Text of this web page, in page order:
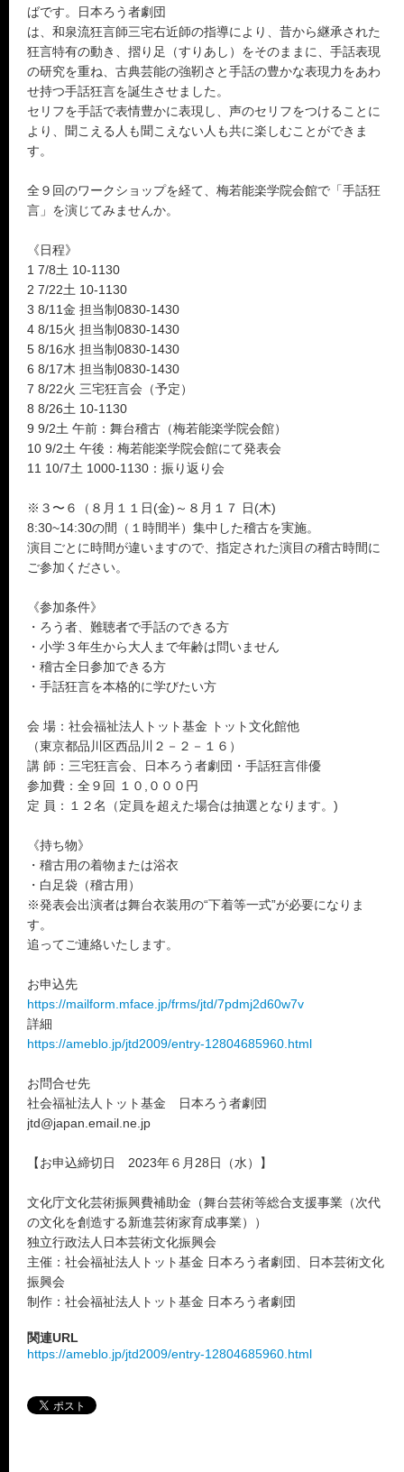
ばです。日本ろう者劇団
は、和泉流狂言師三宅右近師の指導により、昔から継承された
狂言特有の動き、摺り足（すりあし）をそのままに、手話表現
の研究を重ね、古典芸能の強靭さと手話の豊かな表現力をあわ
せ持つ手話狂言を誕生させました。
セリフを手話で表情豊かに表現し、声のセリフをつけることに
より、聞こえる人も聞こえない人も共に楽しむことができま
す。
全９回のワークショップを経て、梅若能楽学院会館で「手話狂
言」を演じてみませんか。
《日程》
1 7/8土 10-1130
2 7/22土 10-1130
3 8/11金 担当制0830-1430
4 8/15火 担当制0830-1430
5 8/16水 担当制0830-1430
6 8/17木 担当制0830-1430
7 8/22火 三宅狂言会（予定）
8 8/26土 10-1130
9 9/2土 午前：舞台稽古（梅若能楽学院会館）
10 9/2土 午後：梅若能楽学院会館にて発表会
11 10/7土 1000-1130：振り返り会
※３〜６（８月１１日(金)～８月１７ 日(木)
8:30~14:30の間（１時間半）集中した稽古を実施。
演目ごとに時間が違いますので、指定された演目の稽古時間に
ご参加ください。
《参加条件》
・ろう者、難聴者で手話のできる方
・小学３年生から大人まで年齢は問いません
・稽古全日参加できる方
・手話狂言を本格的に学びたい方
会 場：社会福祉法人トット基金 トット文化館他
（東京都品川区西品川２－２－１６）
講 師：三宅狂言会、日本ろう者劇団・手話狂言俳優
参加費：全９回 １０,０００円
定 員：１２名（定員を超えた場合は抽選となります。)
《持ち物》
・稽古用の着物または浴衣
・白足袋（稽古用）
※発表会出演者は舞台衣装用の“下着等一式”が必要になりま
す。
追ってご連絡いたします。
お申込先
https://mailform.mface.jp/frms/jtd/7pdmj2d60w7v
詳細
https://ameblo.jp/jtd2009/entry-12804685960.html
お問合せ先
社会福祉法人トット基金 日本ろう者劇団
jtd@japan.email.ne.jp
【お申込締切日 2023年６月28日（水）】
文化庁文化芸術振興費補助金（舞台芸術等総合支援事業（次代
の文化を創造する新進芸術家育成事業））
独立行政法人日本芸術文化振興会
主催：社会福祉法人トット基金 日本ろう者劇団、日本芸術文化
振興会
制作：社会福祉法人トット基金 日本ろう者劇団
関連URL
https://ameblo.jp/jtd2009/entry-12804685960.html